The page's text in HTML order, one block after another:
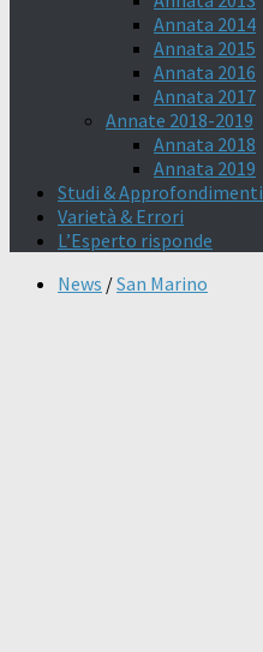
Annata 2014
Annata 2015
Annata 2016
Annata 2017
Annate 2018-2019
Annata 2018
Annata 2019
Studi & Approfondimenti
Varietà & Errori
L’Esperto risponde
News /San Marino